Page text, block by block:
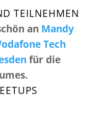
TEILNEHMEN
an Mandy
Tech
für die